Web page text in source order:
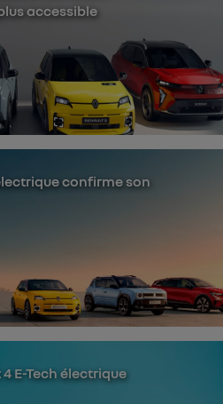
accessible
confirme son
E-Tech électrique